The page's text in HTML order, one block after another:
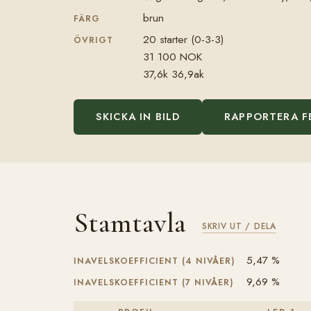
FÄRG brun
ÖVRIGT
20 starter (0-3-3)
31 100 NOK
37,6k 36,9ak
SKICKA IN BILD RAPPORTERA
Stamtavla SKRIV UT / DELA
INAVELSKOEFFICIENT (4 NIVÅER) 5,47 %
INAVELSKOEFFICIENT (7 NIVÅER) 9,69 %